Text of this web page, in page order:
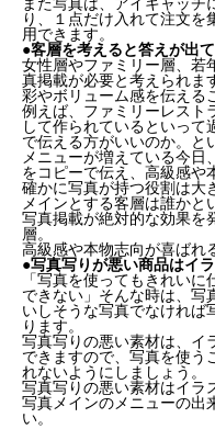
り、１点だけ入れて注文
用できます。
●客層を考えると答えが出
女性層やファミリー層、若
真掲載が必要と考えられま
彩やボリューム感を伝える
例えば、ファミリーレスト
して作られているといっ
で伝える方がいいのか。と
メニューが増えている今
をコピーで伝え、高級感や
確かに写真が持つ役割は大
メインとする客層は誰かと
写真掲載が絶対的な効果を
層。
高級感や本物志向が喜ばれ
●写真写りが悪い商品はイ
「写真を使ってもきれい
できない」そんな時は、写
いしそうな写真でなければ
ります。
写真写りの悪い素材は、イ
できますので、写真を使う
れないようにしましょう。
写真写りの悪い素材はイラ
写真メインのメニューの出
い。